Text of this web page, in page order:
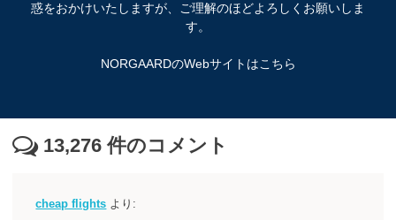
惑をおかけいたしますが、ご理解のほどよろしくお願いしま
す。
NORGAARDのWebサイトはこちら
13,276 件のコメント
cheap flights より: